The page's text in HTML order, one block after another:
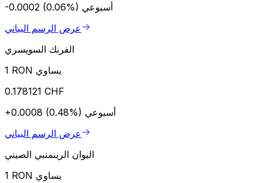
-0.0002 (0.06%) أسبوعي
عرض الرسم البياني
الفرنك السويسري
1 RON يساوي
0.178121 CHF
+0.0008 (0.48%) أسبوعي
عرض الرسم البياني
اليوان الرينمنبي الصيني
1 RON يساوي